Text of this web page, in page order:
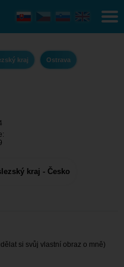
kraj Ostrava
kraj - Česko
si svůj vlastní obraz o mně)